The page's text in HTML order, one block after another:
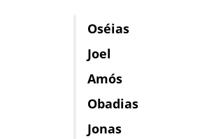
Oséias
Joel
Amós
Obadias
Jonas